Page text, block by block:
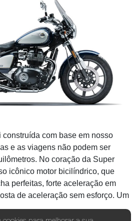
construída com base em nosso
e as viagens não podem ser
No coração da Super
icônico motor bicilíndrico, que
perfeitas, forte aceleração em
de aceleração sem esforço. Um